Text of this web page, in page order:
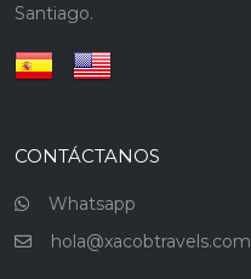
Santiago.
CONTÁCTANOS
Whatsapp
hola@xacobtravels.com